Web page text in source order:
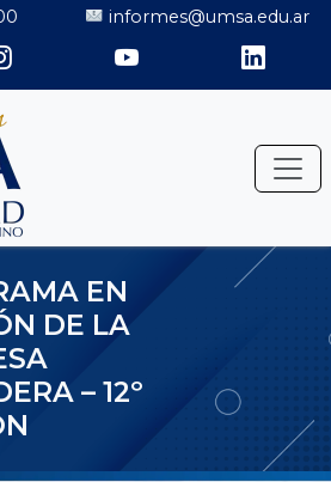
informes@umsa.edu.ar
EN
DE LA
– 12º